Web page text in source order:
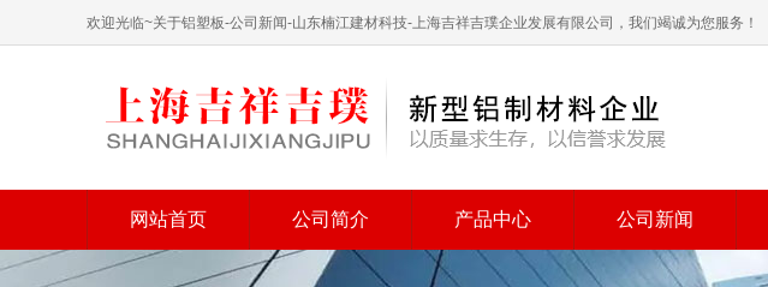
欢迎光临~关于铝塑板-公司新闻-山东楠江建材科技-上海吉祥吉璞企业发展有限公司，我们竭诚为您服务！
网站首页 公司简介 产品中心 公司新闻